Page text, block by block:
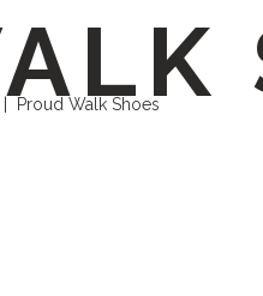
Proud Walk Shoes